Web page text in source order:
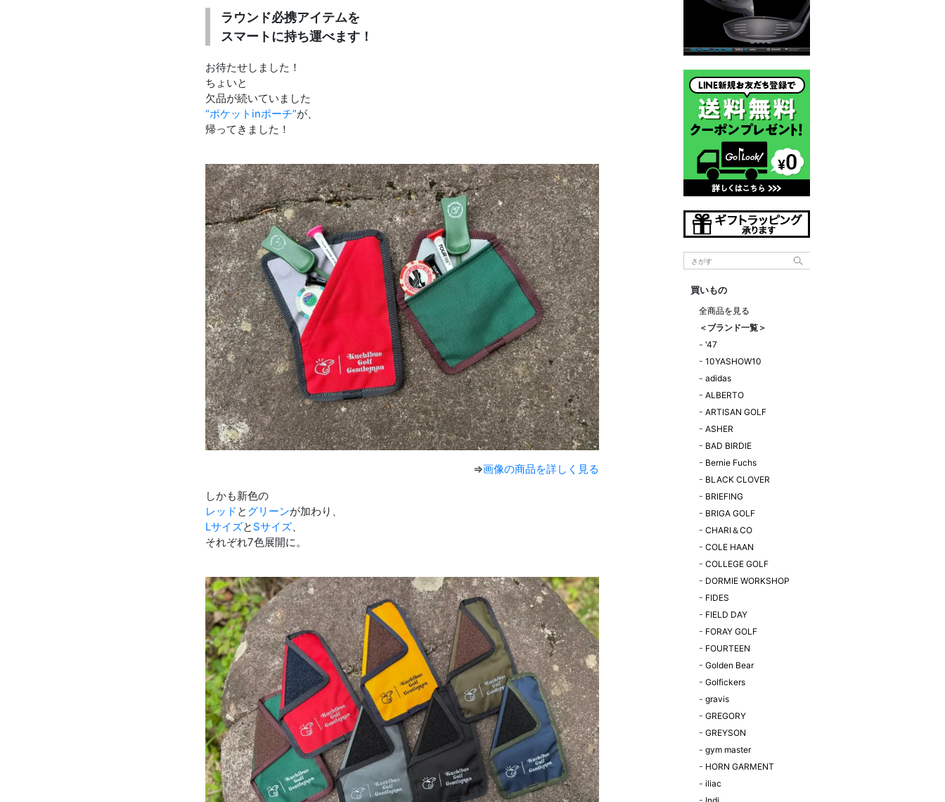
ラウンド必携アイテムを
スマートに持ち運べます！
お待たせしました！
ちょいと
欠品が続いていました
“ポケットinポーチ”が、
帰ってきました！
⇒画像の商品を詳しく見る
しかも新色の
レッド と グリーンが加わり、
Lサイズと Sサイズ
それぞれ7色展開に。
買いもの
全商品を見る
＜ブランド一覧＞
- '47
- 10YASHOW10
- adidas
- ALBERTO
- ARTISAN GOLF
- ASHER
- BAD BIRDIE
- Bernie Fuchs
- BLACK CLOVER
- BRIEFING
- BRIGA GOLF
- CHARI＆CO
- COLE HAAN
- COLLEGE GOLF
- DORMIE WORKSHOP
- FIDES
- FIELD DAY
- FORAY GOLF
- FOURTEEN
- Golden Bear
- Golfickers
- gravis
- GREGORY
- GREYSON
- gym master
- HORN GARMENT
- iliac